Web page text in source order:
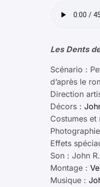
Les Dents
Scénario :
d’après le
Direction
Décors :
Costumes et
Effets
Son : John
Montage :
Musique :